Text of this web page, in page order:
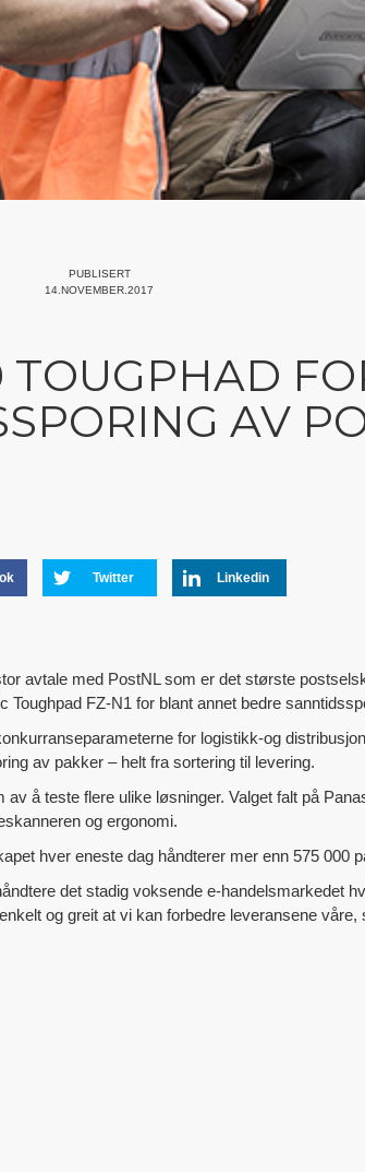
PUBLISERT
14.NOVEMBER.2017
TOUGPHAD
AV
Twitter Linkedin
avtale med PostNL som er det største
FZ-N1 for blant annet bedre
for logistikk-og
av pakker – helt fra sortering til levering.
å teste flere ulike løsninger. Valget falt på
og ergonomi.
hver eneste dag håndterer mer enn 575 000
det stadig voksende e-handelsmarkedet
og greit at vi kan forbedre leveransene våre,